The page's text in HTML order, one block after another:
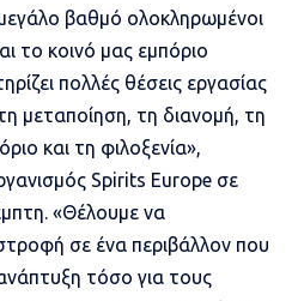
μεγάλο βαθμό ολοκληρωμένοι
το κοινό μας εμπόριο
πολλές θέσεις εργασίας
μεταποίηση, τη διανομή, τη
και τη φιλοξενία»,
Spirits Europe σε
«Θέλουμε να
σε ένα περιβάλλον που
τόσο για τους